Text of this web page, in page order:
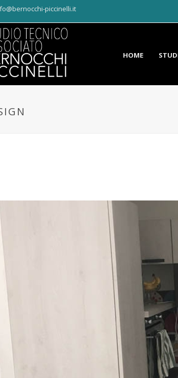
piccinelli.it
HOME